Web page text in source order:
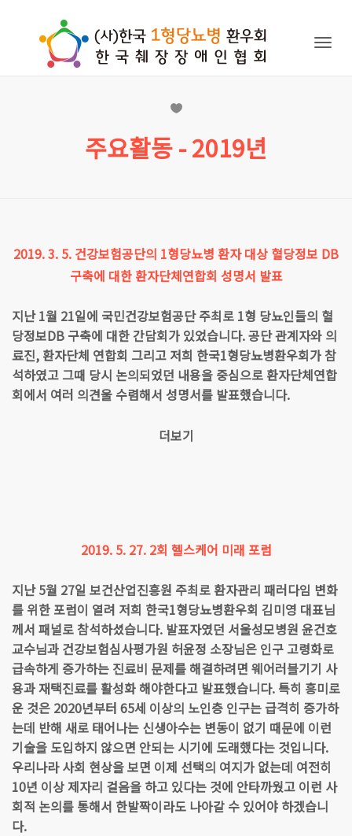
주요활동 - 2019년
2019. 3. 5. 건강보험공단의 1형당뇨병 환자 대상 혈당정보 DB
구축에 대한 환자단체연합회 성명서 발표
지난 1월 21일에 국민건강보험공단 주최로 1형 당뇨인들의 혈
당정보DB 구축에 대한 간담회가 있었습니다. 공단 관계자와 의
료진, 환자단체 연합회 그리고 저희 한국1형당뇨병환우회가 참
석하였고 그때 당시 논의되었던 내용을 중심으로 환자단체연합
회에서 여러 의견울 수렴해서 성명서를 발표했습니다.
더보기
2019. 5. 27. 2회 헬스케어 미래 포럼
지난 5월 27일 보건산업진흥원 주최로 환자관리 패러다임 변화
를 위한 포럼이 열려 저희 한국1형당뇨병환우회 김미영 대표님
께서 패널로 참석하셨습니다. 발표자였던 서울성모병원 윤건호
교수님과 건강보험심사평가원 허윤정 소장님은 인구 고령화로
급속하게 증가하는 진료비 문제를 해결하려면 웨어러블기기 사
용과 재택진료를 활성화 해야한다고 발표했습니다. 특히 흥미로
운 것은 2020년부터 65세 이상의 노인층 인구는 급격히 증가하
는데 반해 새로 태어나는 신생아수는 변동이 없기 때문에 이런
기술을 도입하지 않으면 안되는 시기에 도래했다는 것입니다.
우리나라 사회 현상을 보면 이제 선택의 여지가 없는데 여전히
10년 이상 제자리 걸음을 하고 있다는 것에 안타까웠고 이런 사
회적 논의를 통해서 한발짝이라도 나아갈 수 있어야 하겠습니
다.